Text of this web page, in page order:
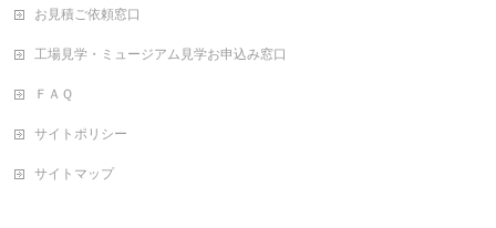
お見積ご依頼窓口
工場見学・ミュージアム見学お申込み窓口
ＦＡＱ
サイトポリシー
サイトマップ